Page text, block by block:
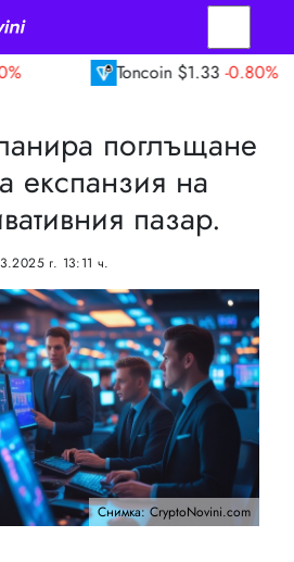
Toncoin $1.33 -0.80%
поглъщане
експанзия на
пазар.
г. 13:11 ч.
Снимка: CryptoNovini.com